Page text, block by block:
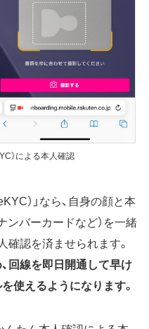
）による本人確認
）」なら、自身の顔と本
ンバーカードなど）を一緒
確認を済ませられます。
回線を即日開通して早け
使えるようになります。